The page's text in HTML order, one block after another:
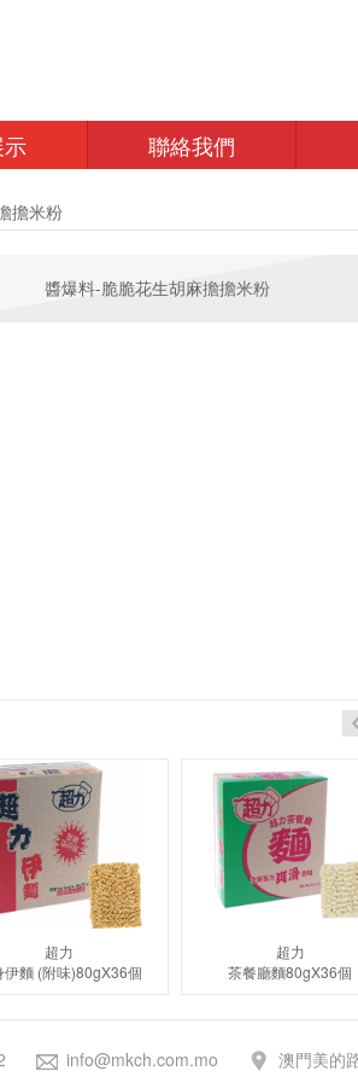
聯絡我們
擔米粉
醬爆料-脆脆花生胡麻擔擔米粉
超力
伊麵 (附味)80gX36個
超力
茶餐廳麵80gX36個
info@mkch.com.mo 澳門美的